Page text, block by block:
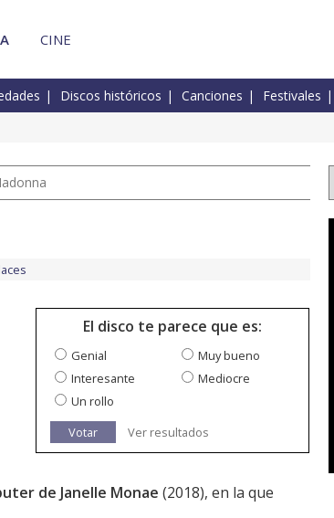
CINE
Discos históricos Canciones Festivales
El disco te parece que es:
Genial
Muy bueno
Interesante
Mediocre
Un rollo
Votar
Ver resultados
de Janelle Monae (2018), en la que